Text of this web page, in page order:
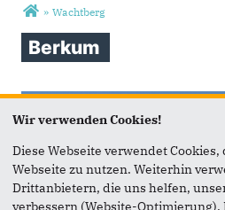
Sie sind hier
» Wachtberg
Berkum
Wir verwenden Cookies!
Diese Webseite verwendet
Webseite zu nutzen. Weiterhin
Drittanbietern, die uns helfen,
verbessern (Website-